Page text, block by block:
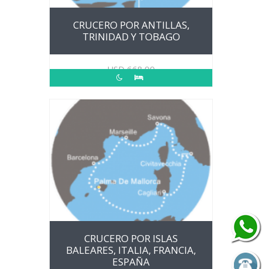
CRUCERO POR ANTILLAS,
TRINIDAD Y TOBAGO
USD668.00
CRUCERO POR ISLAS
BALEARES, ITALIA, FRANCIA,
ESPAÑA